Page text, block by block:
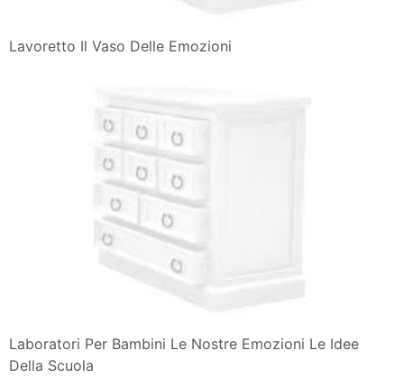
Lavoretto Il Vaso Delle Emozioni
Laboratori Per Bambini Le Nostre Emozioni Le Idee
Della Scuola